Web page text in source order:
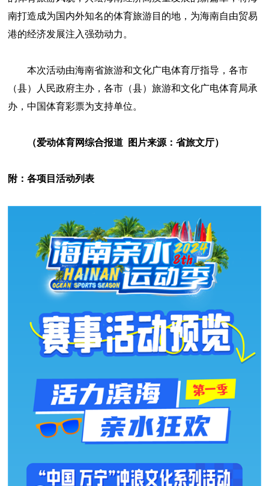
南打造成为国内外知名的体育旅游目的地，为海南自由贸易
港的经济发展注入强劲动力。
本次活动由海南省旅游和文化广电体育厅指导，各市
（县）人民政府主办，各市（县）旅游和文化广电体育局承
办，中国体育彩票为支持单位。
（爱动体育网综合报道 图片来源：省旅文厅）
附：各项目活动列表